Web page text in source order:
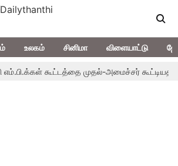
உலகம் சினிமா விளையாட்டு
கூட்டத்தை முதல்-அமைச்சர் கூட்டியதன்